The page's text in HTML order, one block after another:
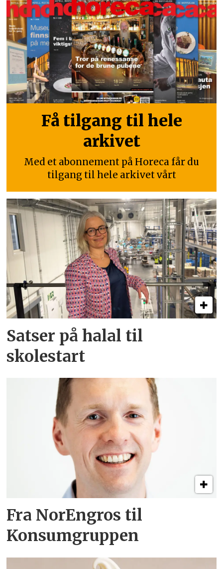
Få tilgang til hele
arkivet
Med et abonnement på Horeca får du
tilgang til hele arkivet vårt
Satser på halal til
skolestart
Fra NorEngros til
Konsumgruppen